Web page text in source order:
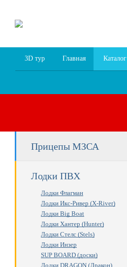
3D тур Главная Каталог
Прицепы МЗСА
Лодки ПВХ
Лодки Флагман
Лодки Икс-Ривер (X-River)
Лодки Big Boat
Лодки Хантер (Hunter)
Лодки Стелс (Stels)
Лодки Инзер
SUP BOARD (доски)
Лодки DRAGON (Дракон)